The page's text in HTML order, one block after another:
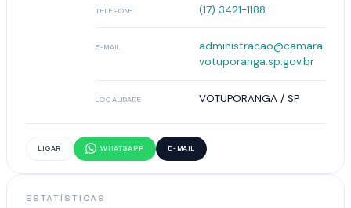
TELEFONE (17) 3421-1188
E-MAIL
administracao@camara
votuporanga.sp.gov.br
LOCALIDADE VOTUPORANGA / SP
LIGAR WHATSAPP E-MAIL
ESTATÍSTICAS